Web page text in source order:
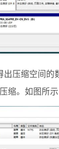
压缩空间的
缩。如图所示